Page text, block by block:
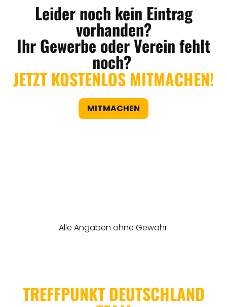
Leider noch kein Eintrag
vorhanden?
Ihr Gewerbe oder Verein fehlt
noch?
JETZT KOSTENLOS MITMACHEN!
MITMACHEN